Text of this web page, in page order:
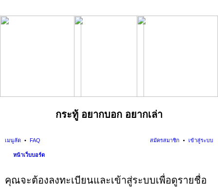
กระทู้ อยากบอก อยากเล่า
เมนูลัด FAQ เข้าสู่ระบบ
สมัครสมาชิก
หน้าเว็บบอร์ด
คุณจะต้องลงทะเบียนและเข้าสู่ระบบเพื่อดูรายชื่อ